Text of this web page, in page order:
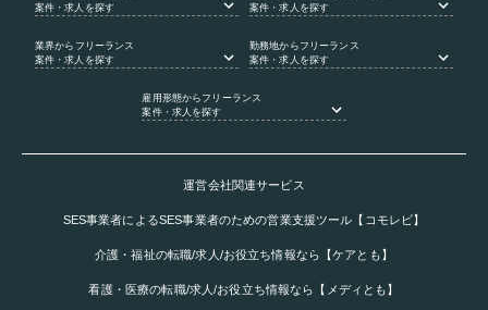
案件・求人を探す
案件・求人を探す
業界からフリーランス
案件・求人を探す
勤務地からフリーランス
案件・求人を探す
雇用形態からフリーランス
案件・求人を探す
運営会社関連サービス
SES事業者によるSES事業者のための営業支援ツール【コモレビ】
介護・福祉の転職/求人/お役立ち情報なら【ケアとも】
看護・医療の転職/求人/お役立ち情報なら【メディとも】